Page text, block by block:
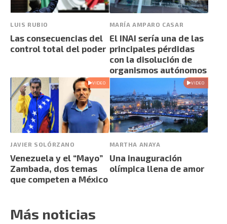
LUIS RUBIO
Las consecuencias del
control total del poder
MARÍA AMPARO CASAR
El INAI sería una de las
principales pérdidas
con la disolución de
organismos autónomos
VIDEO
JAVIER SOLÓRZANO
Venezuela y el “Mayo”
Zambada, dos temas
que competen a México
VIDEO
MARTHA ANAYA
Una inauguración
olímpica llena de amor
Más noticias